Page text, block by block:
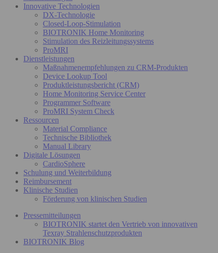
Innovative Technologien
DX-Technologie
Closed-Loop-Stimulation
BIOTRONIK Home Monitoring
Stimulation des Reizleitungssystems
ProMRI
Dienstleistungen
Maßnahmenempfehlungen zu CRM-Produkten
Device Lookup Tool
Produktleistungsbericht (CRM)
Home Monitoring Service Center
Programmer Software
ProMRI System Check
Ressourcen
Material Compliance
Technische Bibliothek
Manual Library
Digitale Lösungen
CardioSphere
Schulung und Weiterbildung
Reimbursement
Klinische Studien
Förderung von klinischen Studien
Pressemitteilungen
BIOTRONIK startet den Vertrieb von innovativen
Texray Strahlenschutzprodukten
BIOTRONIK Blog